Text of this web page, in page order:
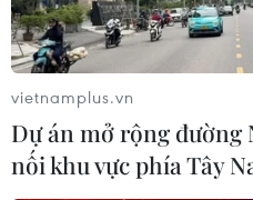
vietnamplus.vn
Dự án mở rộng đường
nối khu vực phía Tây